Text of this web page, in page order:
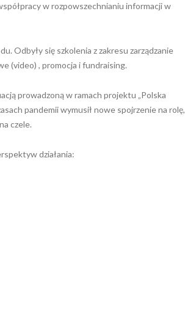
w rozpowszechnianiu informacji w
Odbyły się szkolenia z zakresu zarządzanie
(video) , promocja i fundraising.
prowadzoną w ramach projektu „Polska
pandemii wymusił nowe spojrzenie na rolę,
czele.
działania: